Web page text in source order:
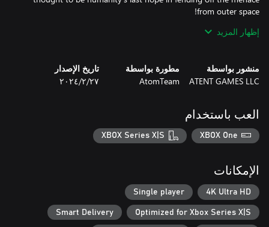
and 45+ populated locations, from a snowy post apocalyptic
megapolis and its outskirts to secret Soviet military bunkers, a
• Visit 30+ combat-only locations where you will get to fight tens
• Meet 300+ characters, each with a unique portrait and
• Complete 200+ quests, most with multiple solutions and
• Try out our fully voiced visual text quests with branching plots
• Arm yourself with 100+ models of distinct weaponry with 75+
إظهار المزيد
منشور بواسطة
ATENT GAMES LLC
مطورة بواسطة
AtomTeam
تاريخ الإصدار
٢٧‏/٢‏/٢٠٢٤
العب باستخدام
XBOX One
XBOX Series X|S
الإمكانات
4K Ultra HD
Single player
Optimized for Xbox Series X|S
Smart Delivery